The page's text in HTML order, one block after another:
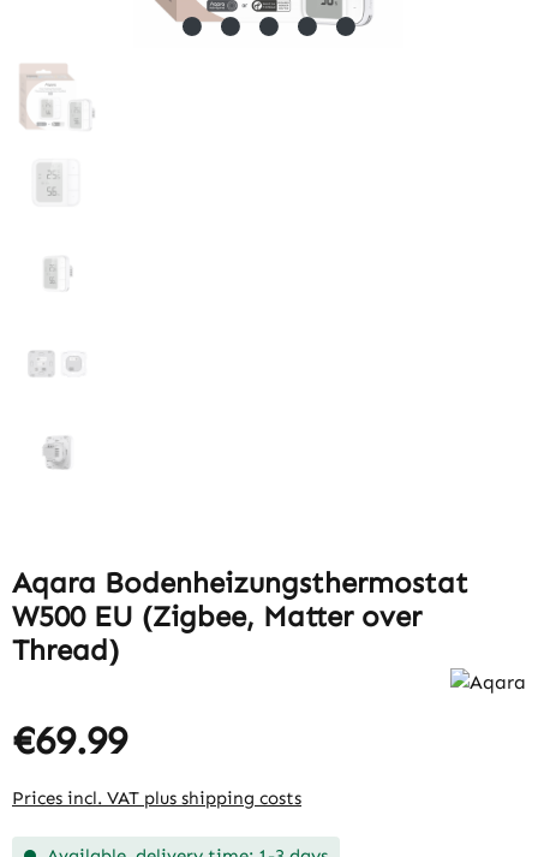
Aqara Bodenheizungsthermostat
W500 EU (Zigbee, Matter over
Thread)
€69.99
Prices incl. VAT plus shipping costs